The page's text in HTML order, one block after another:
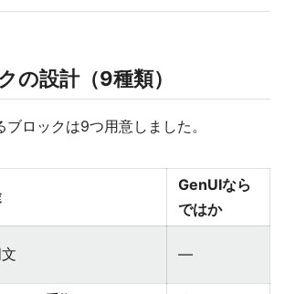
の設計（9種類）
ロックは9つ用意しました。
GenUIなら
ではか
—